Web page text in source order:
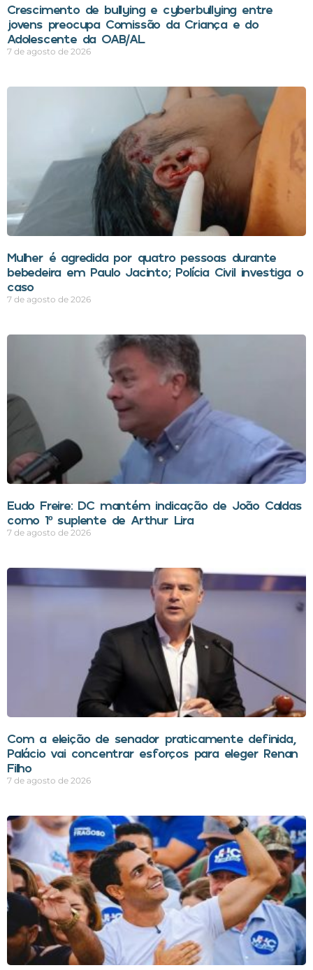
Crescimento de bullying e cyberbullying entre
jovens preocupa Comissão da Criança e do
Adolescente da OAB/AL
7 de agosto de 2026
Mulher é agredida por quatro pessoas durante
bebedeira em Paulo Jacinto; Polícia Civil investiga o
caso
7 de agosto de 2026
Eudo Freire: DC mantém indicação de João Caldas
como 1º suplente de Arthur Lira
7 de agosto de 2026
Com a eleição de senador praticamente definida,
Palácio vai concentrar esforços para eleger Renan
Filho
7 de agosto de 2026